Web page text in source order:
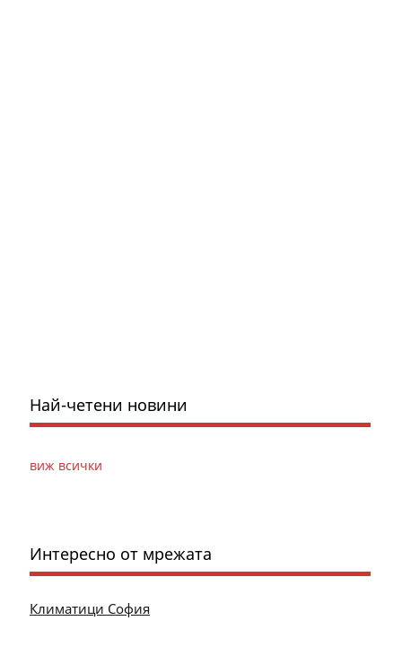
Най-четени новини
виж всички
Интересно от мрежата
Климатици София